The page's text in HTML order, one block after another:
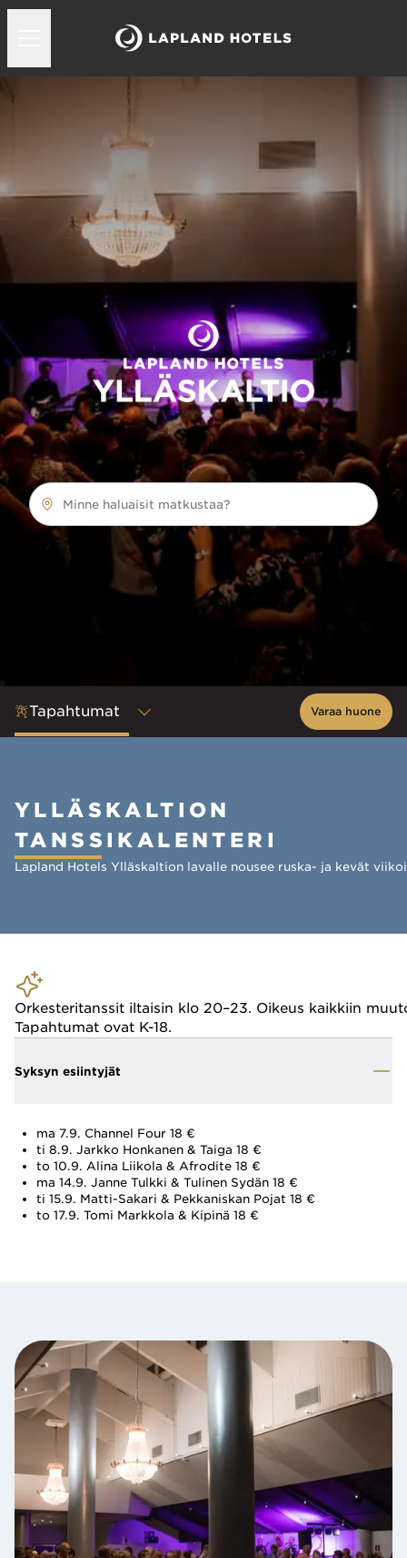
Ylläskaltion tanssikalenteri
Minne haluaisit matkustaa?
Tapahtumat Varaa huone
YLLÄSKALTION
TANSSIKALENTERI
Lapland Hotels Ylläskaltion lavalle nousee ruska- ja kevät
Orkesteritanssit iltaisin klo 20–23. Oikeus kaikkiin
Tapahtumat ovat K-18.
Syksyn esiintyjät
ma 7.9. Channel Four 18 €
ti 8.9. Jarkko Honkanen & Taiga 18 €
to 10.9. Alina Liikola & Afrodite 18 €
ma 14.9. Janne Tulkki & Tulinen Sydän 18 €
ti 15.9. Matti-Sakari & Pekkaniskan Pojat 18 €
to 17.9. Tomi Markkola & Kipinä 18 €